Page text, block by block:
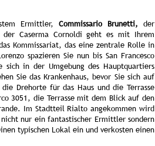
Ermittler,Commissario Brunetti,der
Caserma Cornoldi geht es mit Ihrem
Kommissariat, das eine zentrale Rolle in
spazieren Sie nun bis San Francesco
in der Umgebung des Hauptquartiers
Sie das Krankenhaus, bevor Sie sich auf
Drehorte für das Haus und die Terrasse
3051, die Terrasse mit dem Blick auf den
Im Stadtteil Rialto angekommen wird
nur ein fantastischer Ermittler sondern
typischen Lokal ein und verkosten einen